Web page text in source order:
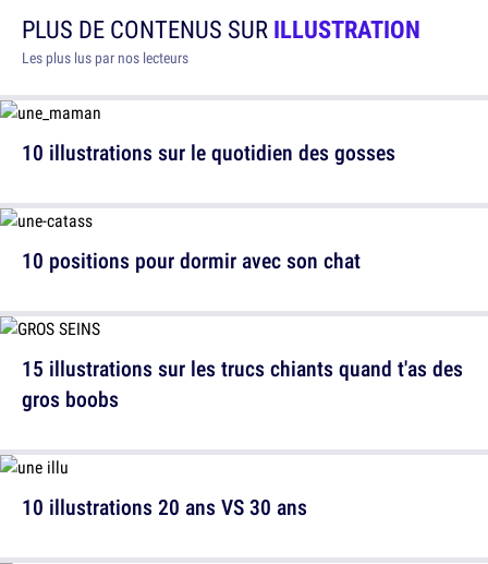
PLUS DE CONTENUS SURILLUSTRATION
Les plus lus par nos lecteurs
10 illustrations sur le quotidien des gosses
15 illustrations sur les trucs chiants quand t'as des
gros boobs
10 positions pour dormir avec son chat
10 illustrations 20 ans VS 30 ans